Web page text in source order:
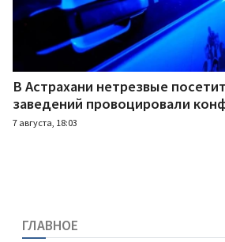
В Астрахани нетрезвые
заведений провоцировали
7 августа, 18:03
ГЛАВНОЕ